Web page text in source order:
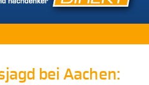
bei Aachen: